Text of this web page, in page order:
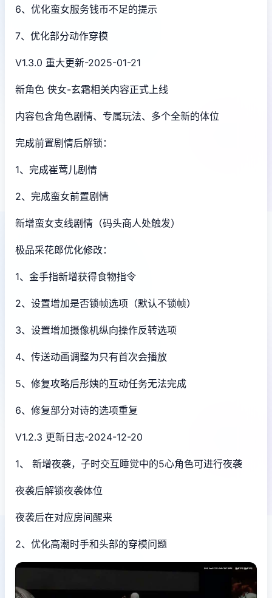
6、优化蛮女服务钱币不足的提示
7、优化部分动作穿模
V1.3.0 重大更新-2025-01-21
新角色 侠女-玄霜相关内容正式上线
内容包含角色剧情、专属玩法、多个全新的体位
完成前置剧情后解锁：
1、完成崔莺儿剧情
2、完成蛮女前置剧情
新增蛮女支线剧情（码头商人处触发）
极品采花郎优化修改：
1、金手指新增获得食物指令
2、设置增加是否锁帧选项（默认不锁帧）
3、设置增加摄像机纵向操作反转选项
4、传送动画调整为只有首次会播放
5、修复攻略后彤姨的互动任务无法完成
6、修复部分对诗的选项重复
V1.2.3 更新日志-2024-12-20
1、 新增夜袭，子时交互睡觉中的5心角色可进行夜袭
夜袭后解锁夜袭体位
夜袭后在对应房间醒来
2、优化高潮时手和头部的穿模问题